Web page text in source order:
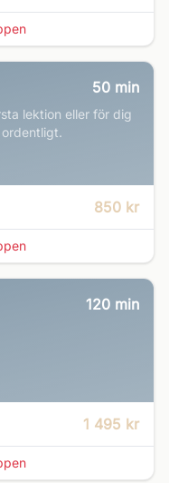
50 min
lektion eller för dig
850 kr
120 min
1 495 kr